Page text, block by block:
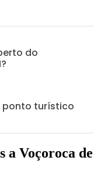
do
ponto turístico
a Voçoroca de